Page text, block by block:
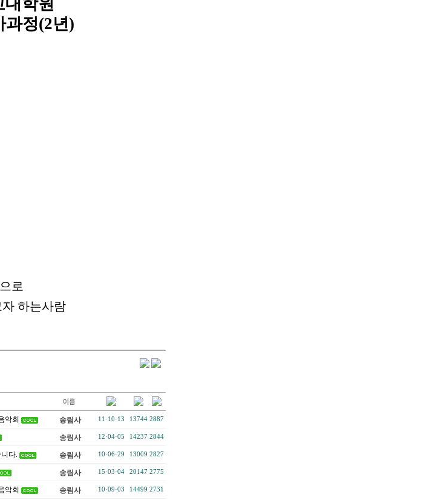
대학원
과정(2년)
로
하는사람
악회 송림사 11·10·13 13744 2887
송림사 12·04·05 14237 2844
다. 송림사 10·06·29 13009 2827
송림사 15·03·04 20147 2775
악회 송림사 10·09·03 14499 2731